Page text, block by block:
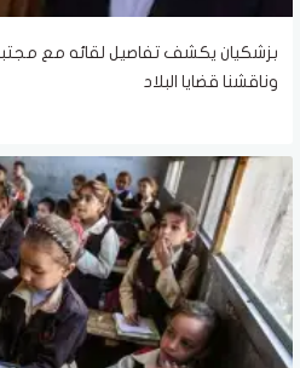
وناقشنا قضايا البلاد